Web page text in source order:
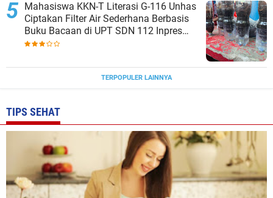
Mahasiswa KKN-T Literasi G-116 Unhas
Ciptakan Filter Air Sederhana Berbasis
Buku Bacaan di UPT SDN 112 Inpres
Bontomanai
TERPOPULER LAINNYA
TIPS SEHAT